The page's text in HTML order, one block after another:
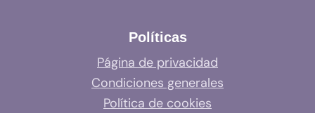
Políticas
Página de privacidad
Condiciones generales
Política de cookies